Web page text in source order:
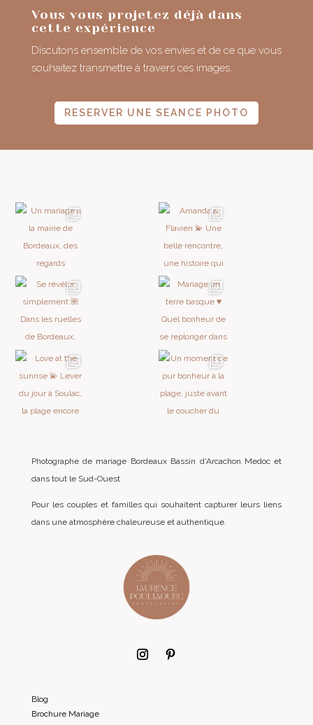
Vous vous projetez déjà dans
cette expérience
Discutons ensemble de vos envies et de ce que vous
souhaitez transmettre à travers ces images.
RESERVER UNE SEANCE PHOTO
Photographe de mariage Bordeaux Bassin d'Arcachon Medoc et
dans tout le Sud-Ouest
Pour les couples et familles qui souhaitent capturer leurs liens
dans une atmosphère chaleureuse et authentique.
Blog
Brochure Mariage